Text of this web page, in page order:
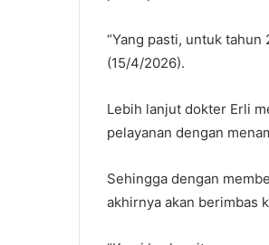
“Yang pasti, untuk tahun
(15/4/2026).
Lebih lanjut dokter Erli
pelayanan dengan
Sehingga dengan
akhirnya akan berimbas